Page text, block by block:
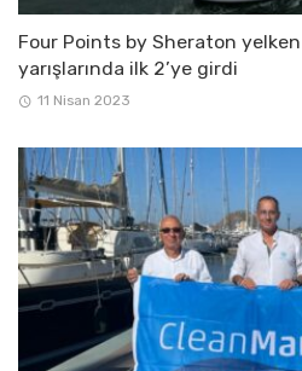
Four Points by Sheraton yelken
yarışlarında ilk 2’ye girdi
11 Nisan 2023